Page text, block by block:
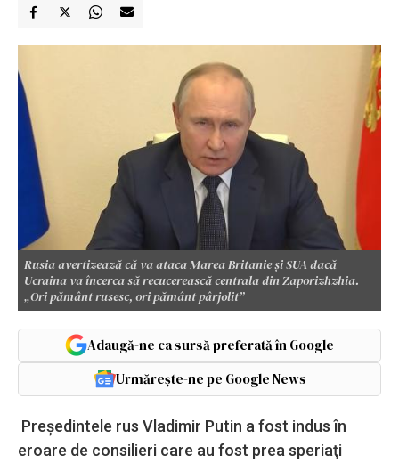
Rusia avertizează că va ataca Marea Britanie și SUA dacă
Ucraina va încerca să recucerească centrala din Zaporizhzhia.
„Ori pământ rusesc, ori pământ pârjolit”
Adaugă-ne ca sursă preferată în Google
Urmărește-ne pe Google News
Preşedintele rus Vladimir Putin a fost indus în
eroare de consilieri care au fost prea speriaţi